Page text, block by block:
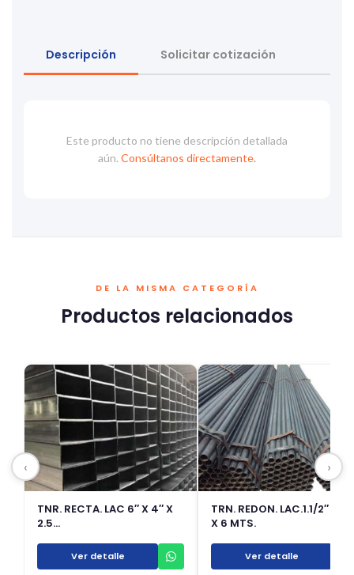
Descripción Solicitar cotización
Este producto no tiene descripción detallada
aún. Consúltanos directamente.
DE LA MISMA CATEGORÍA
Productos relacionados
TNR. RECTA. LAC 6″ X 4″ X
2.5…
Ver detalle
TRN. REDON. LAC.1.1/2″ X 1.2
X 6 MTS.
Ver detalle
‹ ›